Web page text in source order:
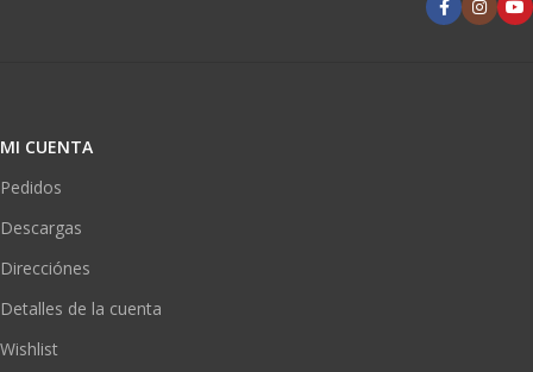
MI CUENTA
Pedidos
Descargas
Direcciónes
Detalles de la cuenta
Wishlist